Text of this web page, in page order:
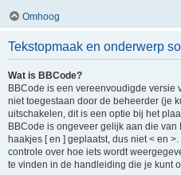
Omhoog
Tekstopmaak en onderwerp
Wat is BBCode?
BBCode is een vereenvoudigde versie
niet toegestaan door de beheerder (je
uitschakelen, dit is een optie bij het
BBCode is ongeveer gelijk aan die
haakjes [ en ] geplaatst, dus niet < en
controle over hoe iets wordt
te vinden in de handleiding die je kunt